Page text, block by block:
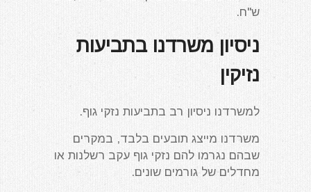
ש"ח.
ניסיון משרדנו בתביעות
נזיקין
למשרדנו ניסיון רב בתביעות נזקי גוף.
משרדנו מייצג תובעים בלבד, במקרים
שבהם נגרמו להם נזקי גוף עקב רשלנות או
מחדלים של גורמים שונים.